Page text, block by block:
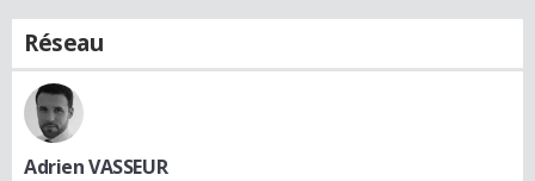
Réseau
Adrien VASSEUR